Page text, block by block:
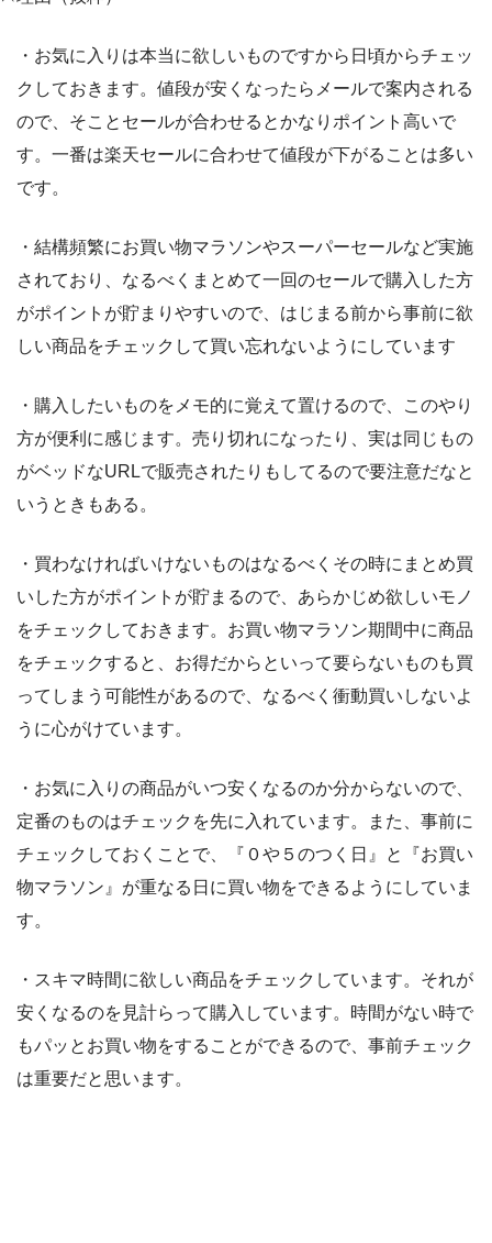
・お気に入りは本当に欲しいものですから日頃からチェッ
クしておきます。値段が安くなったらメールで案内される
ので、そことセールが合わせるとかなりポイント高いで
す。一番は楽天セールに合わせて値段が下がることは多い
です。
・結構頻繁にお買い物マラソンやスーパーセールなど実施
されており、なるべくまとめて一回のセールで購入した方
がポイントが貯まりやすいので、はじまる前から事前に欲
しい商品をチェックして買い忘れないようにしています
・購入したいものをメモ的に覚えて置けるので、このやり
方が便利に感じます。売り切れになったり、実は同じもの
がベッドなURLで販売されたりもしてるので要注意だなと
いうときもある。
・買わなければいけないものはなるべくその時にまとめ買
いした方がポイントが貯まるので、あらかじめ欲しいモノ
をチェックしておきます。お買い物マラソン期間中に商品
をチェックすると、お得だからといって要らないものも買
ってしまう可能性があるので、なるべく衝動買いしないよ
うに心がけています。
・お気に入りの商品がいつ安くなるのか分からないので、
定番のものはチェックを先に入れています。また、事前に
チェックしておくことで、『０や５のつく日』と『お買い
物マラソン』が重なる日に買い物をできるようにしていま
す。
・スキマ時間に欲しい商品をチェックしています。それが
安くなるのを見計らって購入しています。時間がない時で
もパッとお買い物をすることができるので、事前チェック
は重要だと思います。